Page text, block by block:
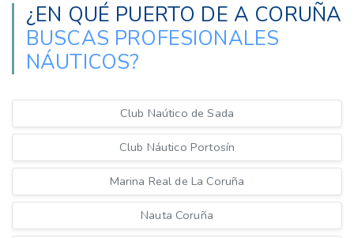
¿EN QUÉ PUERTO DE A CORUÑA
BUSCAS PROFESIONALES
NÁUTICOS?
Club Naútico de Sada
Club Náutico Portosín
Marina Real de La Coruña
Nauta Coruña